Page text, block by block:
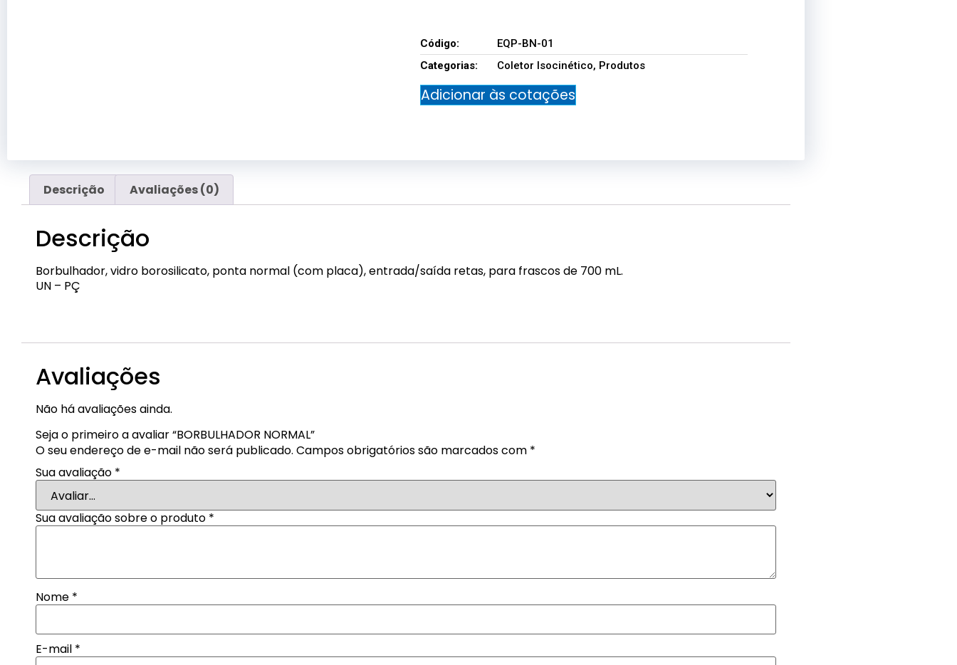
Código:
EQP-BN-01
Categorias:
Coletor Isocinético, Produtos
Adicionar às cotações
Descrição Avaliações (0)
Descrição
Borbulhador, vidro borosilicato, ponta normal (com placa), entrada/saída retas, para frascos de 700 mL.
UN – PÇ
Avaliações
Não há avaliações ainda.
Seja o primeiro a avaliar “BORBULHADOR NORMAL”
O seu endereço de e-mail não será publicado. Campos obrigatórios são marcados com *
Sua avaliação *
Sua avaliação sobre o produto *
Nome *
E-mail *